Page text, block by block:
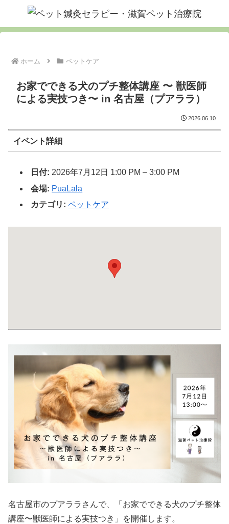
ホーム ペットケア
お家でできる犬のプチ整体講座 〜 獣医師
による実技つき〜 in 名古屋（プアララ）
2026.06.10
イベント詳細
日付: 2026年7月12日 1:00 PM –3:00 PM
会場: PuaLālā
カテゴリ: ペットケア
名古屋市のプアララさんで、「お家でできる犬のプチ整体
講座〜獣医師による実技つき」を開催します。